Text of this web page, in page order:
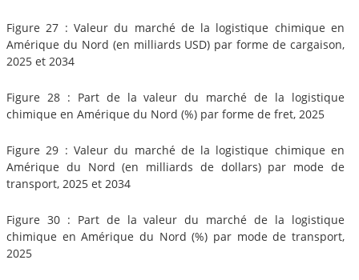
Figure 27 : Valeur du marché de la logistique chimique en
Amérique du Nord (en milliards USD) par forme de cargaison,
2025 et 2034
Figure 28 : Part de la valeur du marché de la logistique
chimique en Amérique du Nord (%) par forme de fret, 2025
Figure 29 : Valeur du marché de la logistique chimique en
Amérique du Nord (en milliards de dollars) par mode de
transport, 2025 et 2034
Figure 30 : Part de la valeur du marché de la logistique
chimique en Amérique du Nord (%) par mode de transport,
2025